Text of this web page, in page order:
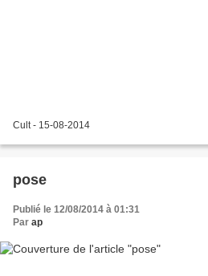
Cult - 15-08-2014
pose
Publié le 12/08/2014 à 01:31
Par ap